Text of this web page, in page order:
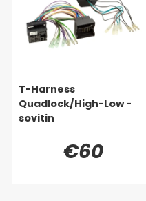
T-Harness
Quadlock/High-Low -
sovitin
€60